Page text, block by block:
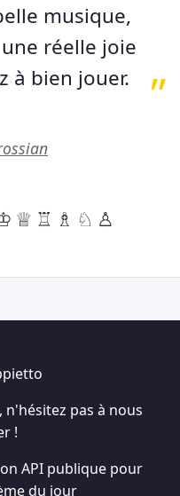
musique,
réelle joie
à bien jouer.
pas à nous
!
API publique pour
du jour